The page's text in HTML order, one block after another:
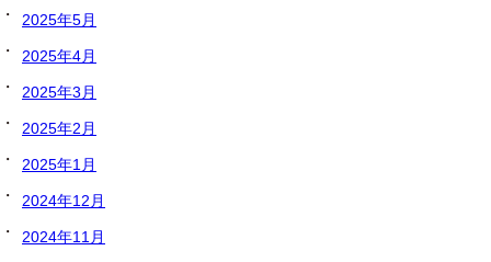
2025年5月
2025年4月
2025年3月
2025年2月
2025年1月
2024年12月
2024年11月